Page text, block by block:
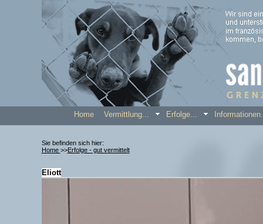
Home Vermittlung... Erfolge...
Sie befinden sich hier:
Home >>Erfolge - gut vermittelt
Eliott